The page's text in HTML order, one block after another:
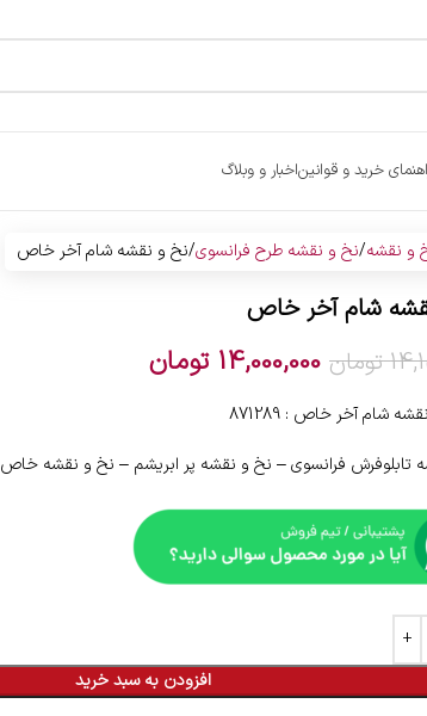
خرید و قوانیناخبار و وبلاگ
و نقشه نخ و نقشه طرح فرانسوی نخ و نقشه شام آخر خاص
شام آخر خاص
تومان 14,000,000 تومان
شام آخر خاص : 871289
تابلوفرش فرانسوی – نخ و نقشه پر ابریشم – نخ و نقشه خاص
افزودن به سبد خرید